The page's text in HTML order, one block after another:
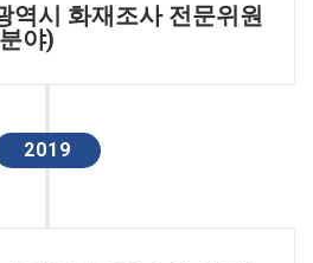
역시 화재조사 전문위원
야)
2019